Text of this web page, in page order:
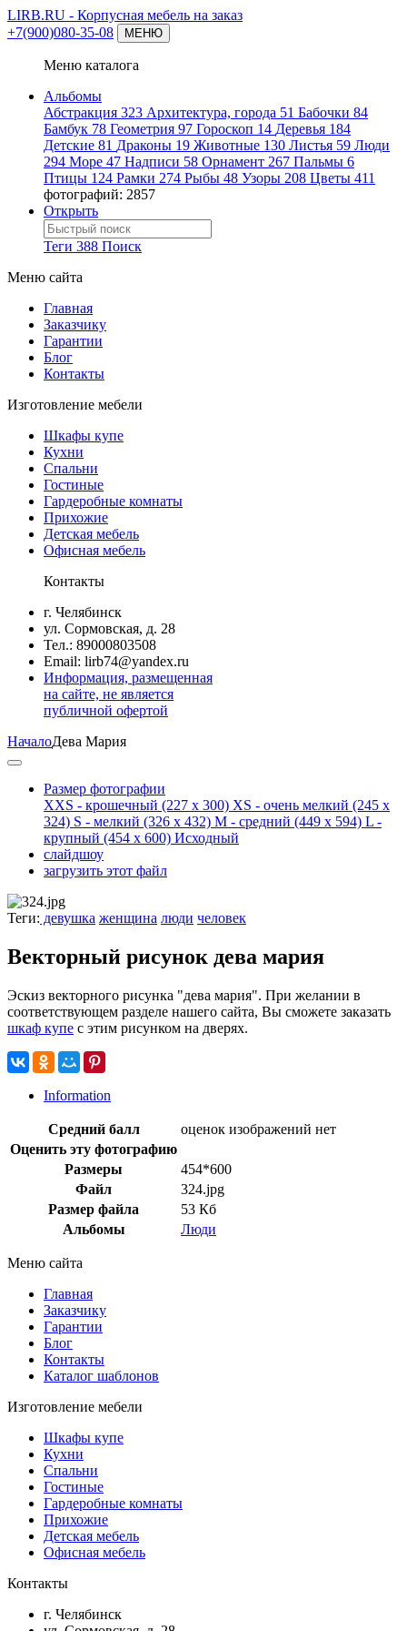
LIRB.RU - Корпусная мебель на заказ
+7(900)080-35-08
МЕНЮ
Меню каталога
Альбомы
Абстракция 323 Архитектура, города 51 Бабочки 84
Бамбук 78 Геометрия 97 Гороскоп 14 Деревья 184
Детские 81 Драконы 19 Животные 130 Листья 59 Люди
294 Море 47 Надписи 58 Орнамент 267 Пальмы 6
Птицы 124 Рамки 274 Рыбы 48 Узоры 208 Цветы 411
фотографий: 2857
Открыть
Теги 388 Поиск
Меню сайта
Главная
Заказчику
Гарантии
Блог
Контакты
Изготовление мебели
Шкафы купе
Кухни
Спальни
Гостиные
Гардеробные комнаты
Прихожие
Детская мебель
Офисная мебель
Контакты
г. Челябинск
ул. Сормовская, д. 28
Тел.: 89000803508
Email: lirb74@yandex.ru
Информация, размещенная
на сайте, не является
публичной офертой
НачалоДева Мария
Размер фотографии
XXS - крошечный (227 x 300) XS - очень мелкий (245 x
324) S - мелкий (326 x 432) M - средний (449 x 594) L -
крупный (454 x 600) Исходный
слайдшоу
загрузить этот файл
Теги: девушка женщина люди человек
Векторный рисунок дева мария
Эскиз векторного рисунка "дева мария". При желании в
соответствующем разделе нашего сайта, Вы сможете заказать
шкаф купе с этим рисунком на дверях.
Information
Средний балл
оценок изображений нет
Оценить эту фотографию
Размеры
454*600
Файл
324.jpg
Размер файла
53 Кб
Альбомы
Люди
Меню сайта
Главная
Заказчику
Гарантии
Блог
Контакты
Каталог шаблонов
Изготовление мебели
Шкафы купе
Кухни
Спальни
Гостиные
Гардеробные комнаты
Прихожие
Детская мебель
Офисная мебель
Контакты
г. Челябинск